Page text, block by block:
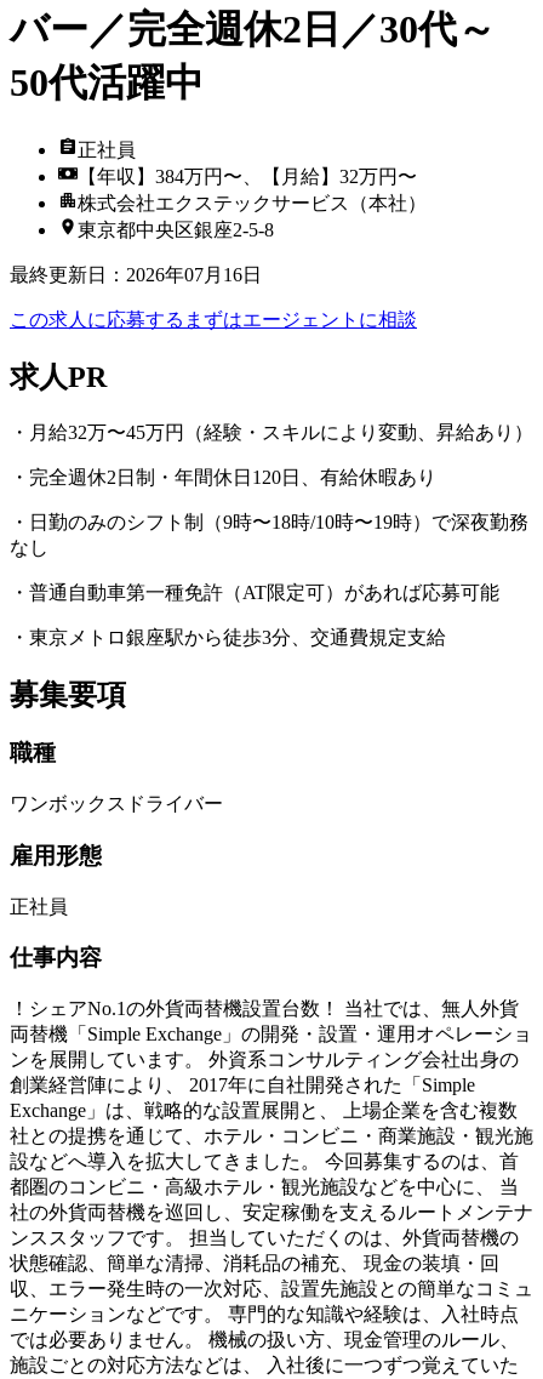
バー／完全週休2日／30代～
50代活躍中
正社員
【年収】384万円〜、【月給】32万円〜
株式会社エクステックサービス（本社）
東京都中央区銀座2-5-8
最終更新日 ： 2026年07月16日
この求人に応募する まずはエージェントに相談
求人PR
・月給32万〜45万円（経験・スキルにより変動、昇給あり）
・完全週休2日制・年間休日120日、有給休暇あり
・日勤のみのシフト制（9時〜18時/10時〜19時）で深夜勤務
なし
・普通自動車第一種免許（AT限定可）があれば応募可能
・東京メトロ銀座駅から徒歩3分、交通費規定支給
募集要項
職種
ワンボックスドライバー
雇用形態
正社員
仕事内容
！シェアNo.1の外貨両替機設置台数！ 当社では、無人外貨
両替機「Simple Exchange」の開発・設置・運用オペレーショ
ンを展開しています。 外資系コンサルティング会社出身の
創業経営陣により、 2017年に自社開発された「Simple
Exchange」は、戦略的な設置展開と、 上場企業を含む複数
社との提携を通じて、ホテル・コンビニ・商業施設・観光施
設などへ導入を拡大してきました。 今回募集するのは、首
都圏のコンビニ・高級ホテル・観光施設などを中心に、 当
社の外貨両替機を巡回し、安定稼働を支えるルートメンテナ
ンススタッフです。 担当していただくのは、外貨両替機の
状態確認、簡単な清掃、消耗品の補充、 現金の装填・回
収、エラー発生時の一次対応、設置先施設との簡単なコミュ
ニケーションなどです。 専門的な知識や経験は、入社時点
では必要ありません。 機械の扱い方、現金管理のルール、
施設ごとの対応方法などは、 入社後に一つずつ覚えていた